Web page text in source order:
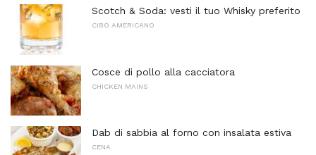
Scotch & Soda: vesti il ​​tuo Whisky preferito
CIBO AMERICANO
Cosce di pollo alla cacciatora
CHICKEN MAINS
Dab di sabbia al forno con insalata estiva
CENA